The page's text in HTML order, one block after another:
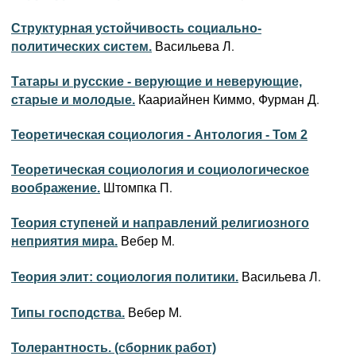
Структурная устойчивость социально-
политических систем. Васильева Л.
Татары и русские - верующие и неверующие,
старые и молодые. Каариайнен Киммо, Фурман Д.
Теоретическая социология - Антология - Том 2
Теоретическая социология и социологическое
воображение. Штомпка П.
Теория ступеней и направлений религиозного
неприятия мира. Вебер М.
Теория элит: социология политики. Васильева Л.
Типы господства. Вебер М.
Толерантность. (сборник работ)